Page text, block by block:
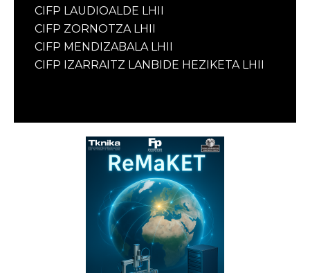
CIFP LAUDIOALDE LHII
CIFP ZORNOTZA LHII
CIFP MENDIZABALA LHII
CIFP IZARRAITZ LANBIDE HEZIKETA LHII